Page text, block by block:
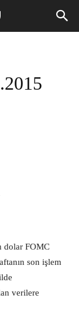
dolar FOMC
son işlem
verilere